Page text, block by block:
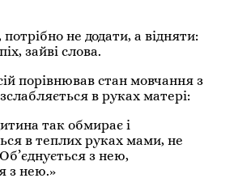
не додати, а відняти:
зайві слова.
порівнював стан мовчання з
в руках матері:
так обмирає і
в теплих руках мами, не
з нею,
з нею.»